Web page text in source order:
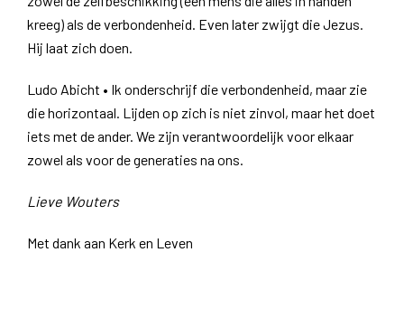
kreeg) als de verbondenheid. Even later zwijgt die Jezus.
Hij laat zich doen.
Ludo Abicht • Ik onderschrijf die verbondenheid, maar zie
die horizontaal. Lijden op zich is niet zinvol, maar het doet
iets met de ander. We zijn verantwoordelijk voor elkaar
zowel als voor de generaties na ons.
Lieve Wouters
Met dank aan Kerk en Leven